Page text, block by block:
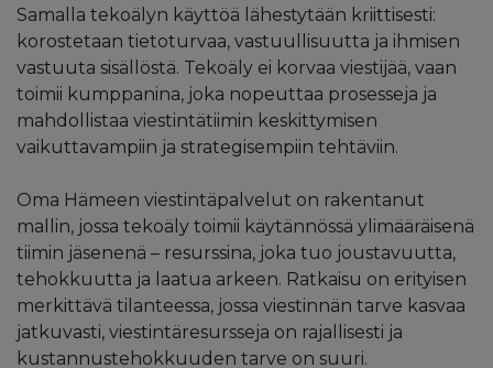
Samalla tekoälyn käyttöä lähestytään kriittisesti:
korostetaan tietoturvaa, vastuullisuutta ja ihmisen
vastuuta sisällöstä. Tekoäly ei korvaa viestijää, vaan
toimii kumppanina, joka nopeuttaa prosesseja ja
mahdollistaa viestintätiimin keskittymisen
vaikuttavampiin ja strategisempiin tehtäviin.
Oma Hämeen viestintäpalvelut on rakentanut
mallin, jossa tekoäly toimii käytännössä ylimääräisenä
tiimin jäsenenä – resurssina, joka tuo joustavuutta,
tehokkuutta ja laatua arkeen. Ratkaisu on erityisen
merkittävä tilanteessa, jossa viestinnän tarve kasvaa
jatkuvasti, viestintäresursseja on rajallisesti ja
kustannustehokkuuden tarve on suuri.